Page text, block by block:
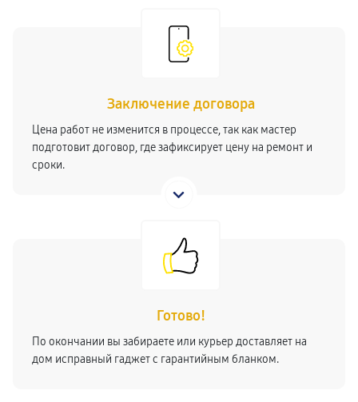
Заключение договора
Цена работ не изменится в процессе, так как мастер
подготовит договор, где зафиксирует цену на ремонт и
сроки.
Готово!
По окончании вы забираете или курьер доставляет на
дом исправный гаджет с гарантийным бланком.